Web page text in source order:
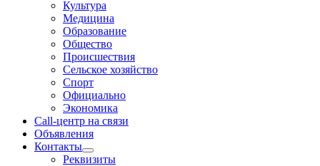
Культура
Медицина
Образование
Общество
Происшествия
Сельское хозяйство
Спорт
Официально
Экономика
Call-центр на связи
Объявления
Контакты
Реквизиты